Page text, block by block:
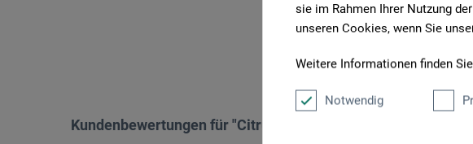
sie im Rahmen Ihrer Nutzung
unseren Cookies, wenn Sie
Weitere Informationen finden
Notwendig
Kundenbewertungen für "Citrus-Terpentin"